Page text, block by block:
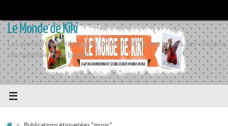
contenu
Le Monde de Kiki
Les aventures de Kiki auprès de Momiflette, ses sorties, ses concerts,
son quotidien, son boulot